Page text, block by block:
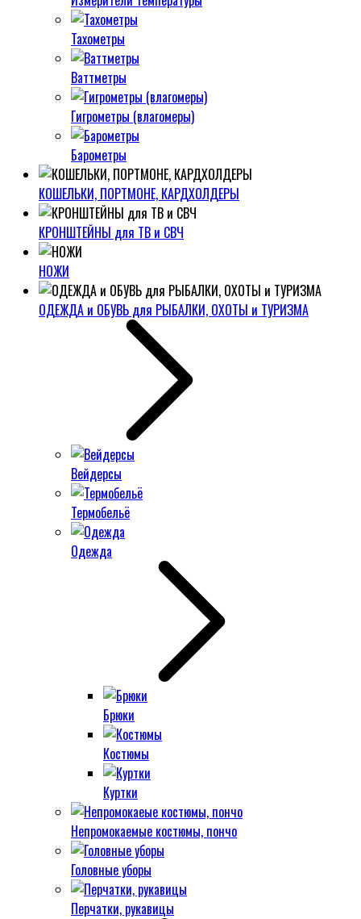
Тахометры
Ваттметры
Гигрометры (влагомеры)
Барометры
КОШЕЛЬКИ, ПОРТМОНЕ, КАРДХОЛДЕРЫ
КРОНШТЕЙНЫ для ТВ и СВЧ
НОЖИ
ОДЕЖДА и ОБУВЬ для РЫБАЛКИ, ОХОТЫ и ТУРИЗМА
Вейдерсы
Термобельё
Одежда
Брюки
Костюмы
Куртки
Непромокаемые костюмы, пончо
Головные уборы
Перчатки, рукавицы